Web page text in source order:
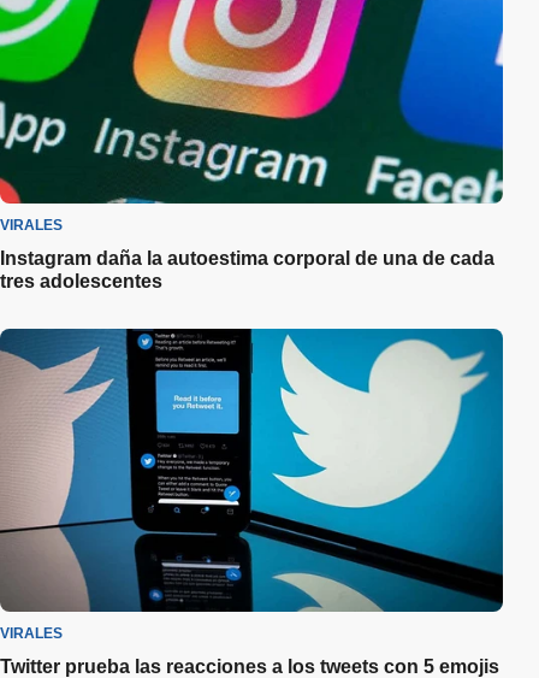
VIRALES
Instagram daña la autoestima corporal de una de cada
tres adolescentes
VIRALES
Twitter prueba las reacciones a los tweets con 5 emojis